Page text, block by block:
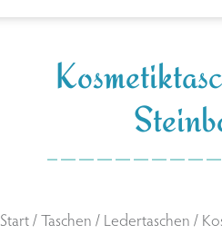
Start/Taschen / Ledertaschen /